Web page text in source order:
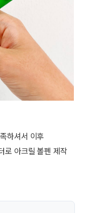
하셔서 이후
로 아크릴 볼펜 제작